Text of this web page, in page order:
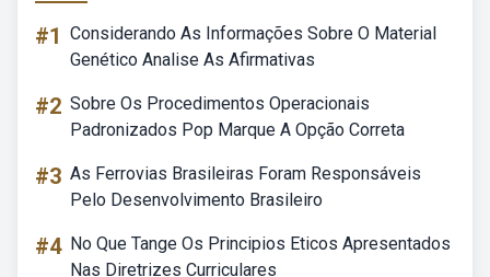
#1 Considerando As Informações Sobre O Material
Genético Analise As Afirmativas
#2 Sobre Os Procedimentos Operacionais
Padronizados Pop Marque A Opção Correta
#3 As Ferrovias Brasileiras Foram Responsáveis
Pelo Desenvolvimento Brasileiro
#4 No Que Tange Os Principios Eticos Apresentados
Nas Diretrizes Curriculares